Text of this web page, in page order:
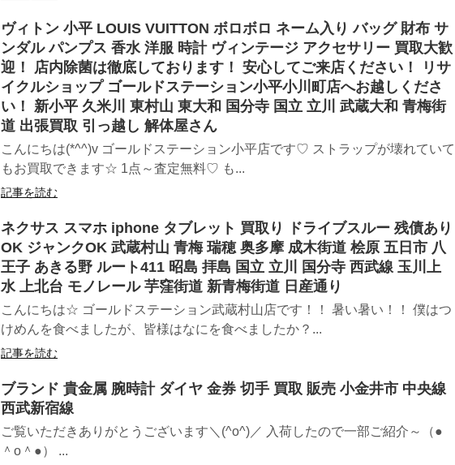
ヴィトン 小平 LOUIS VUITTON ボロボロ ネーム入り バッグ 財布 サ
ンダル パンプス 香水 洋服 時計 ヴィンテージ アクセサリー 買取大歓
迎！ 店内除菌は徹底しております！ 安心してご来店ください！ リサ
イクルショップ ゴールドステーション小平小川町店へお越しくださ
い！ 新小平 久米川 東村山 東大和 国分寺 国立 立川 武蔵大和 青梅街
道 出張買取 引っ越し 解体屋さん
こんにちは(*^^)v ゴールドステーション小平店です♡ ストラップが壊れていて
もお買取できます☆ 1点～査定無料♡ も...
記事を読む
ネクサス スマホ iphone タブレット 買取り ドライブスルー 残債あり
OK ジャンクOK 武蔵村山 青梅 瑞穂 奥多摩 成木街道 桧原 五日市 八
王子 あきる野 ルート411 昭島 拝島 国立 立川 国分寺 西武線 玉川上
水 上北台 モノレール 芋窪街道 新青梅街道 日産通り
こんにちは☆ ゴールドステーション武蔵村山店です！！ 暑い暑い！！ 僕はつ
けめんを食べましたが、皆様はなにを食べましたか？...
記事を読む
ブランド 貴金属 腕時計 ダイヤ 金券 切手 買取 販売 小金井市 中央線
西武新宿線
ご覧いただきありがとうございます＼(^o^)／ 入荷したので一部ご紹介～（●
＾o＾●） ...